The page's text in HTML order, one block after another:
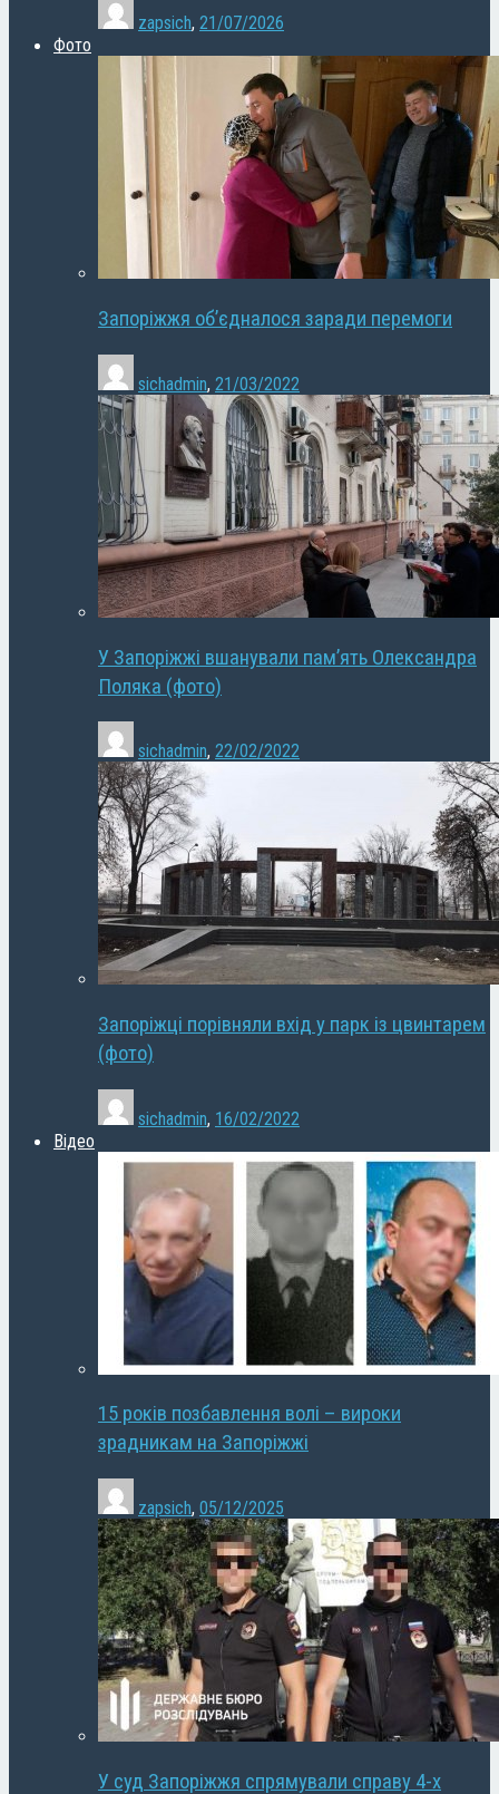
zapsich, 21/07/2026
Фото
Запоріжжя об’єдналося заради перемоги
sichadmin, 21/03/2022
У Запоріжжі вшанували пам’ять Олександра
Поляка (фото)
sichadmin, 22/02/2022
Запоріжці порівняли вхід у парк із цвинтарем
(фото)
sichadmin, 16/02/2022
Відео
15 років позбавлення волі – вироки
зрадникам на Запоріжжі
zapsich, 05/12/2025
У суд Запоріжжя спрямували справу 4-х